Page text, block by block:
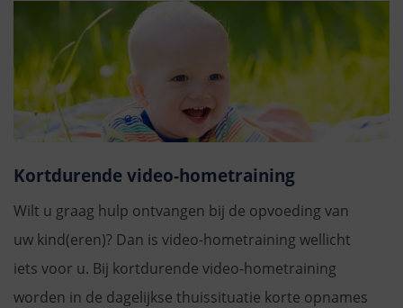
Kortdurende video-hometraining
Wilt u graag hulp ontvangen bij de opvoeding van
uw kind(eren)? Dan is video-hometraining wellicht
iets voor u. Bij kortdurende video-hometraining
worden in de dagelijkse thuissituatie korte opnames